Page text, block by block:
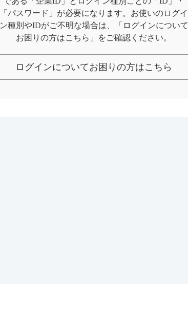
「パスワード」が必要になります。お使いのログイ
ン種別やIDがご不明な場合は、「ログインについて
お困りの方はこちら」をご確認ください。
ログインについてお困りの方はこちら